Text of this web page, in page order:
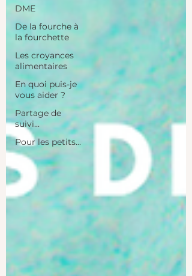
DME
De la fourche à
la fourchette
Les croyances
alimentaires
En quoi puis-je
vous aider ?
Partage de
suivi...
Pour les petits...